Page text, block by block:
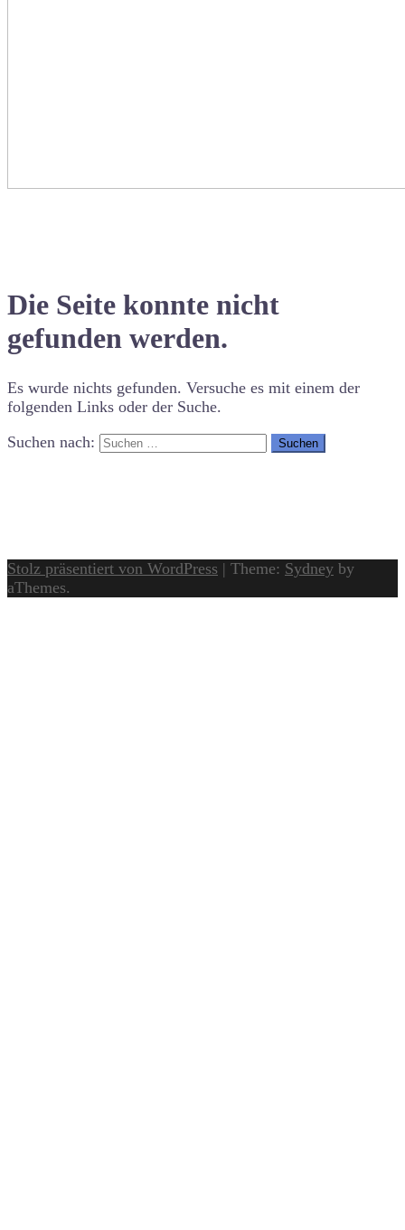
Die Seite konnte nicht
gefunden werden.
Es wurde nichts gefunden. Versuche es mit einem der
folgenden Links oder der Suche.
Suchen nach:
Stolz präsentiert von WordPress | Theme: Sydney by
aThemes.